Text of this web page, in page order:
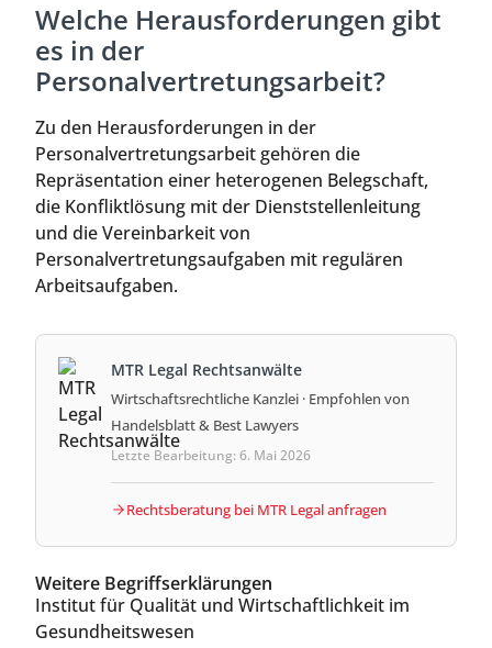
Welche Herausforderungen gibt
es in der
Personalvertretungsarbeit?
Zu den Herausforderungen in der
Personalvertretungsarbeit gehören die
Repräsentation einer heterogenen Belegschaft,
die Konfliktlösung mit der Dienststellenleitung
und die Vereinbarkeit von
Personalvertretungsaufgaben mit regulären
Arbeitsaufgaben.
MTR Legal Rechtsanwälte
Wirtschaftsrechtliche Kanzlei · Empfohlen von
Handelsblatt & Best Lawyers
Letzte Bearbeitung: 6. Mai 2026
Rechtsberatung bei MTR Legal anfragen
Weitere Begriffserklärungen
Institut für Qualität und Wirtschaftlichkeit im
Gesundheitswesen